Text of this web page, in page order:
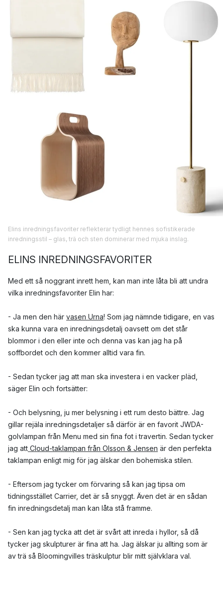
Elins inredningsfavoriter reflekterar tydligt hennes sofistikerade
inredningsstil – glas, trä och sten dominerar med mjuka inslag.
ELINS INREDNINGSFAVORITER
Med ett så noggrant inrett hem, kan man inte låta bli att undra
vilka inredningsfavoriter Elin har:
- Ja men den här vasen Urna! Som jag nämnde tidigare, en vas
ska kunna vara en inredningsdetalj oavsett om det står
blommor i den eller inte och denna vas kan jag ha på
soffbordet och den kommer alltid vara fin.
- Sedan tycker jag att man ska investera i en vacker pläd,
säger Elin och fortsätter:
- Och belysning, ju mer belysning i ett rum desto bättre. Jag
gillar rejäla inredningsdetaljer så därför är en favorit JWDA-
golvlampan från Menu med sin fina fot i travertin. Sedan tycker
jag att Cloud-taklampan från Olsson & Jensen är den perfekta
taklampan enligt mig för jag älskar den bohemiska stilen.
- Eftersom jag tycker om förvaring så kan jag tipsa om
tidningsstället Carrier, det är så snyggt. Även det är en sådan
fin inredningsdetalj man kan låta stå framme.
- Sen kan jag tycka att det är svårt att inreda i hyllor, så då
tycker jag skulpturer är fina att ha. Jag älskar ju allting som är
av trä så Bloomingvilles träskulptur blir mitt självklara val.